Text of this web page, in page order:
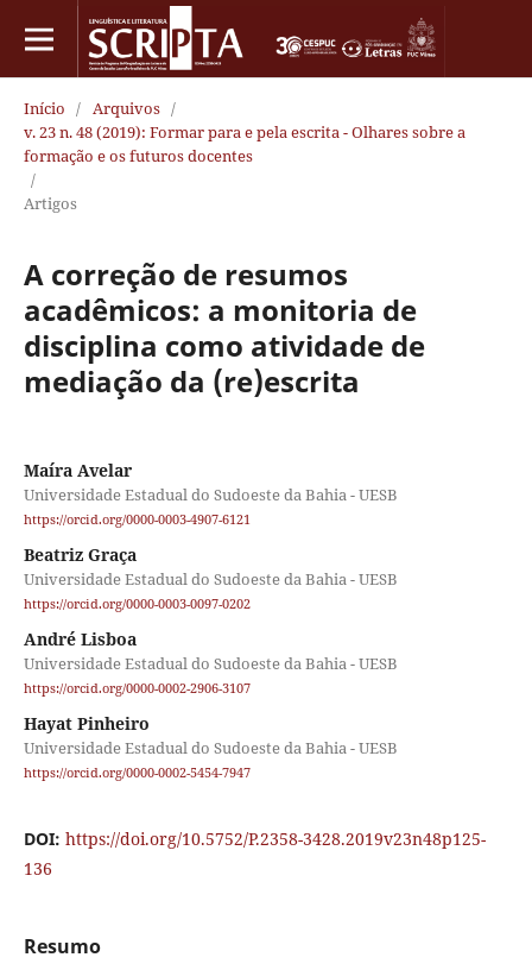
Início / Arquivos /
v. 23 n. 48 (2019): Formar para e pela escrita - Olhares sobre a
formação e os futuros docentes
/
Artigos
A correção de resumos
acadêmicos: a monitoria de
disciplina como atividade de
mediação da (re)escrita
Maíra Avelar
Universidade Estadual do Sudoeste da Bahia - UESB
https://orcid.org/0000-0003-4907-6121
Beatriz Graça
Universidade Estadual do Sudoeste da Bahia - UESB
https://orcid.org/0000-0003-0097-0202
André Lisboa
Universidade Estadual do Sudoeste da Bahia - UESB
https://orcid.org/0000-0002-2906-3107
Hayat Pinheiro
Universidade Estadual do Sudoeste da Bahia - UESB
https://orcid.org/0000-0002-5454-7947
DOI: https://doi.org/10.5752/P.2358-3428.2019v23n48p125-
136
Resumo